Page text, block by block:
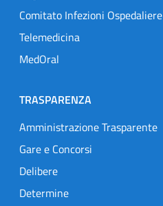
Comitato Infezioni Ospedaliere
Telemedicina
MedOral
TRASPARENZA
Amministrazione Trasparente
Gare e Concorsi
Delibere
Determine